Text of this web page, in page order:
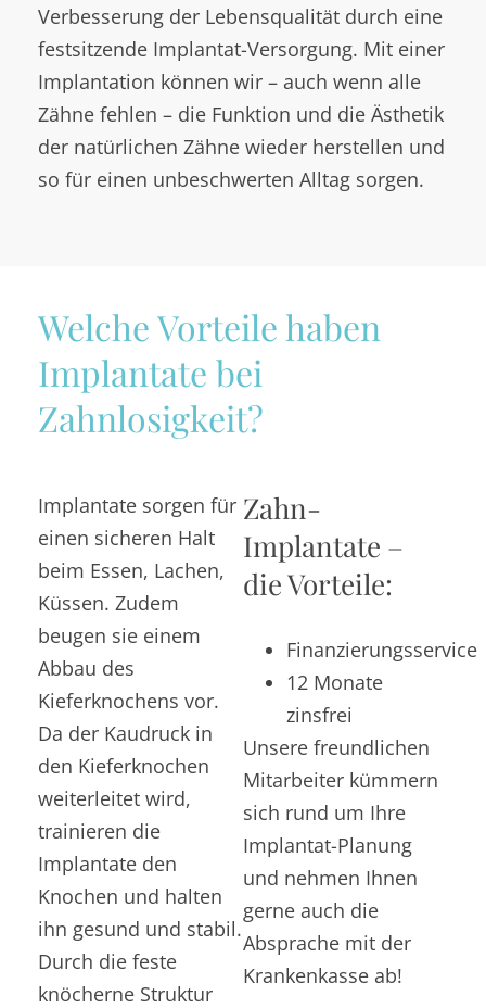
Verbesserung der Lebensqualität durch eine
festsitzende Implantat-Versorgung. Mit einer
Implantation können wir – auch wenn alle
Zähne fehlen – die Funktion und die Ästhetik
der natürlichen Zähne wieder herstellen und
so für einen unbeschwerten Alltag sorgen.
Welche Vorteile haben
Implantate bei
Zahnlosigkeit?
Implantate sorgen für
einen sicheren Halt
beim Essen, Lachen,
Küssen. Zudem
beugen sie einem
Abbau des
Kieferknochens vor.
Da der Kaudruck in
den Kieferknochen
weiterleitet wird,
trainieren die
Implantate den
Knochen und halten
ihn gesund und stabil.
Durch die feste
knöcherne Struktur
Zahn-
Implantate –
die Vorteile:
Finanzierungsservice
12 Monate
zinsfrei
Unsere freundlichen
Mitarbeiter kümmern
sich rund um Ihre
Implantat-Planung
und nehmen Ihnen
gerne auch die
Absprache mit der
Krankenkasse ab!